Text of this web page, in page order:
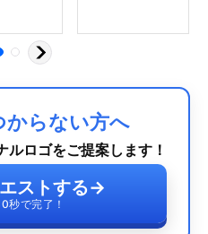
からない方へ
ルロゴをご提案します！
ストする→
秒で完了！